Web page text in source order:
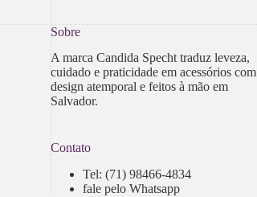
Sobre
A marca Candida Specht traduz leveza,
cuidado e praticidade em acessórios com
design atemporal e feitos à mão em
Salvador.
Contato
Tel:(71) 98466-4834
fale pelo Whatsapp